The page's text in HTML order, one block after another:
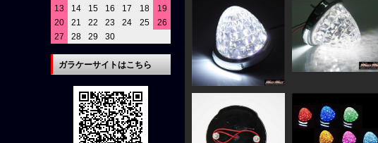
13
14 15 16 17 18
19
20
21 22 23 24 25
26
27
28 29 30
ガラケーサイトはこちら